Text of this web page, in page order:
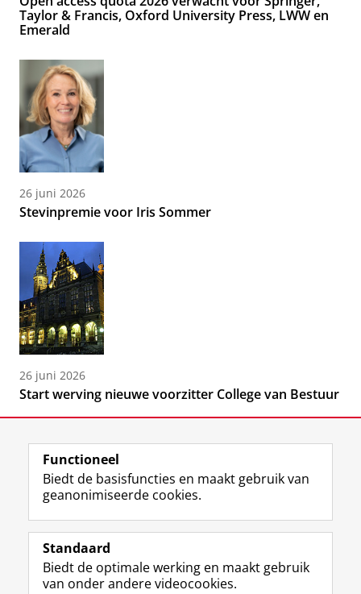
Taylor & Francis, Oxford University Press, LWW en
Emerald
26 juni 2026
Stevinpremie voor Iris Sommer
26 juni 2026
Start werving nieuwe voorzitter College van Bestuur
Volg de RUG
F
a
e
b
L
i
k
e
R
S
-
f
I
n
t
Y
o
T
Studiekiezers
Functioneel
Biedt de basisfuncties en maakt gebruik van
geanonimiseerde cookies.
Standaard
Biedt de optimale werking en maakt gebruik
van onder andere videocookies.